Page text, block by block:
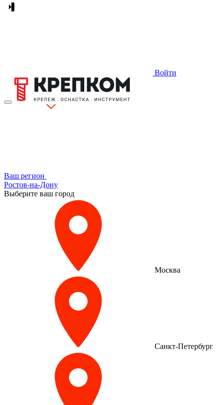
Войти
Ваш регион
Ростов-на-Дону
Выберите ваш город
Москва
Санкт-Петербург